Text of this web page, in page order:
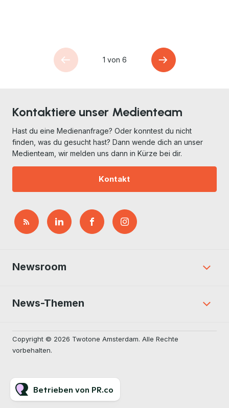
1 von 6
Kontaktiere unser Medienteam
Hast du eine Medienanfrage? Oder konntest du nicht
finden, was du gesucht hast? Dann wende dich an unser
Medienteam, wir melden uns dann in Kürze bei dir.
Kontakt
Newsroom
News-Themen
Copyright © 2026 Twotone Amsterdam. Alle Rechte
vorbehalten.
Betrieben von PR.co